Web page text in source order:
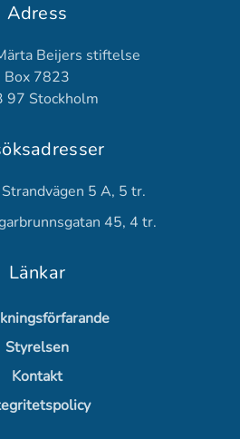
Adress
Beijers stiftelse
Box 7823
97 Stockholm
5 A, 5 tr.
45, 4 tr.
Länkar
Styrelsen
Kontakt